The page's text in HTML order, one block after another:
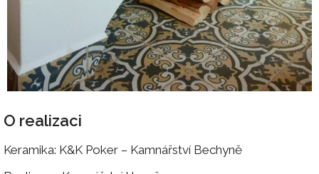
O realizaci
Keramika: K&K Poker – Kamnářství Bechyně